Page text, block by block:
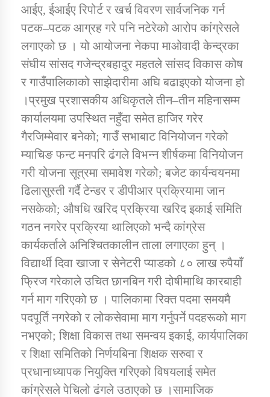
कार्यक्रम कार्यान्वयन एकाई जुम्लाको सुचना
कर्णाली प्राविधि शिक्षालय जुम्लाको सुचना
तातोपानी गाउँपालिकाको न्यायिक समिति सम्बन्धी सन्देश
सम्बन्धी सूचना सन्देश
तातोपानी गाउँपालिका जुम्लाको महिनावारी सम्बन्धिकाे
सन्देश
तातोपानी गाउँपालिका जुम्लाको बालविवाह सन्देश
तातोपानी गाउँपालिका जुम्लाको सूचना
आईए, ईआईए रिपोर्ट र खर्च विवरण सार्वजनिक गर्न
पटक–पटक आग्रह गरे पनि नटेरेको आरोप कांग्रेसले
लगाएको छ । यो आयोजना नेकपा माओवादी केन्द्रका
संघीय सांसद गजेन्द्रबहादुर महतले सांसद विकास कोष
र गाउँपालिकाको साझेदारीमा अघि बढाइएको योजना हो
।प्रमुख प्रशासकीय अधिकृतले तीन–तीन महिनासम्म
कार्यालयमा उपस्थित नहुँदा समेत हाजिर गरेर
गैरजिम्मेवार बनेको; गाउँ सभाबाट विनियोजन गरेको
म्याचिङ फन्ट मनपरि ढंगले विभन्न शीर्षकमा विनियोजन
गरी योजना सूत्रमा समावेश गरेको; बजेट कार्यन्वयनमा
ढिलासुस्ती गर्दै टेन्डर र डीपीआर प्रक्रियामा जान
नसकेको; औषधि खरिद प्रक्रिया खरिद इकाई समिति
गठन नगरेर प्रक्रिया थालिएको भन्दै कांग्रेस
कार्यकर्ताले अनिश्चितकालीन ताला लगाएका हुन् ।
विद्यार्थी दिवा खाजा र सेनेटरी प्याडको ८० लाख रुपैयाँ
फ्रिज गरेकाले उचित छानबिन गरी दोषीमाथि कारबाही
गर्न माग गरिएको छ । पालिकामा रिक्त पदमा समयमै
पदपूर्ति नगरेको र लोकसेवामा माग गर्नुपर्ने पदहरूको माग
नभएको; शिक्षा विकास तथा समन्वय इकाई, कार्यपालिका
र शिक्षा समितिको निर्णयबिना शिक्षक सरुवा र
प्रधानाध्यापक नियुक्ति गरिएको विषयलाई समेत
कांग्रेसले पेचिलो ढंगले उठाएको छ ।सामाजिक